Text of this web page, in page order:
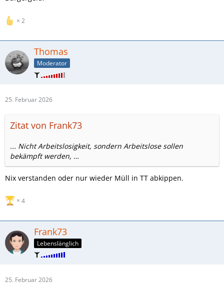
2
Thomas
Moderator
25. Februar 2026
Zitat von Frank73
... Nicht Arbeitslosigkeit, sondern Arbeitslose sollen
bekämpft werden, …
Nix verstanden oder nur wieder Müll in TT abkippen.
4
Frank73
Lebenslänglich
25. Februar 2026